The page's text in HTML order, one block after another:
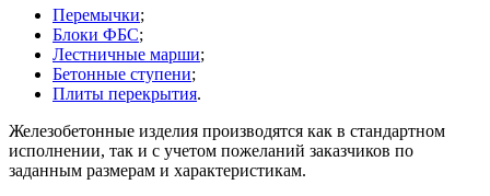
Перемычки;
Блоки ФБС;
Лестничные марши;
Бетонные ступени;
Плиты перекрытия.
Железобетонные изделия производятся как в стандартном
исполнении, так и с учетом пожеланий заказчиков по
заданным размерам и характеристикам.